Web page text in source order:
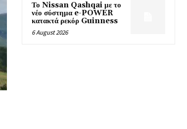
Το Nissan Qashqai με το
νέο σύστημα e-POWER
κατακτά ρεκόρ Guinness
6 August 2026